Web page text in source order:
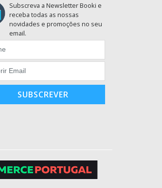
Subscreva a Newsletter Booki e
receba todas as nossas
novidades e promoções no seu
email.
SUBSCREVER